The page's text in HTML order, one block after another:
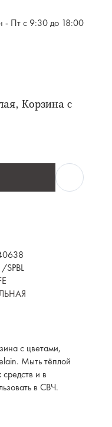
- Пт с 9:30 до 18:00
Корзина с
SPBL
с цветами,
Мыть тёплой
и в
в СВЧ.